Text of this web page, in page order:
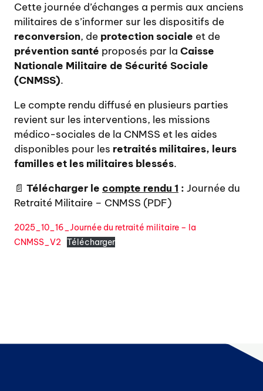
Cette journée d’échanges a permis aux anciens
militaires de s’informer sur les dispositifs de
reconversion, de protection sociale et de
prévention santé proposés par la Caisse
Nationale Militaire de Sécurité Sociale
(CNMSS).
Le compte rendu diffusé en plusieurs parties
revient sur les interventions, les missions
médico-sociales de la CNMSS et les aides
disponibles pour les retraités militaires, leurs
familles et les militaires blessés.
📄 Télécharger le compte rendu 1 : Journée du
Retraité Militaire – CNMSS (PDF)
2025_10_16_Journée du retraité militaire – la
CNMSS_V2 Télécharger